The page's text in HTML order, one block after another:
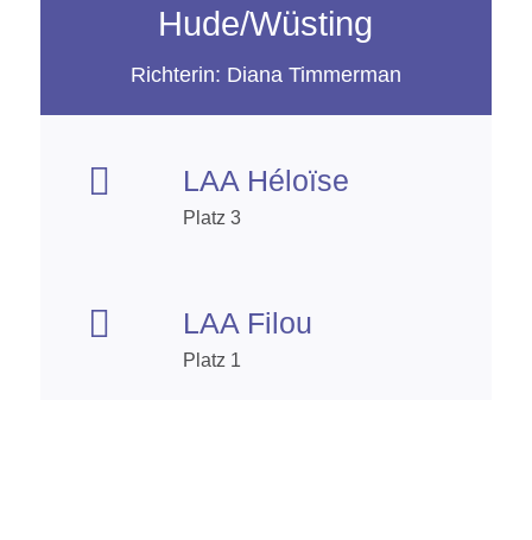
Hude/Wüsting
Richterin: Diana Timmerman
 LAA Héloïse
Platz 3
 LAA Filou
Platz 1